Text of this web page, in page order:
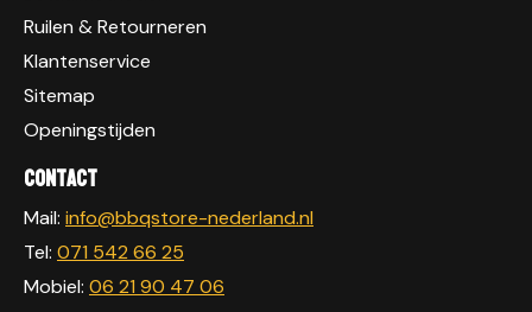
Ruilen & Retourneren
Klantenservice
Sitemap
Openingstijden
Contact
Mail: info@bbqstore-nederland.nl
Tel: 071 542 66 25
Mobiel: 06 21 90 47 06